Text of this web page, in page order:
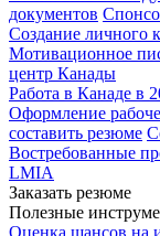
документов
Создание личного
Мотивационное
центр Канады
Работа в Канаде в
Оформление
составить резюме
Востребованные
LMIA
Заказать резюме
Полезные
Оценка шансов на